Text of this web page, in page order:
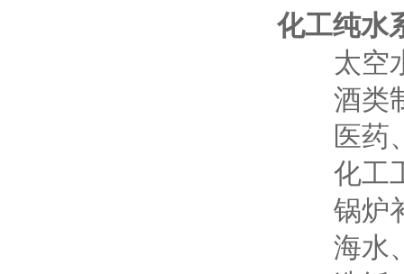
化工纯水
太空
酒类
医药
化工工
锅炉
海水、